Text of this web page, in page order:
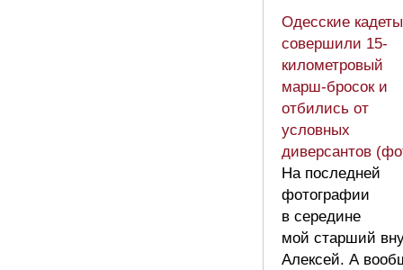
Одесские кадеты
совершили 15-
километровый
марш-бросок и
отбились от
условных
диверсантов
На последней
фотографии
в середине
мой старший
Алексей. А